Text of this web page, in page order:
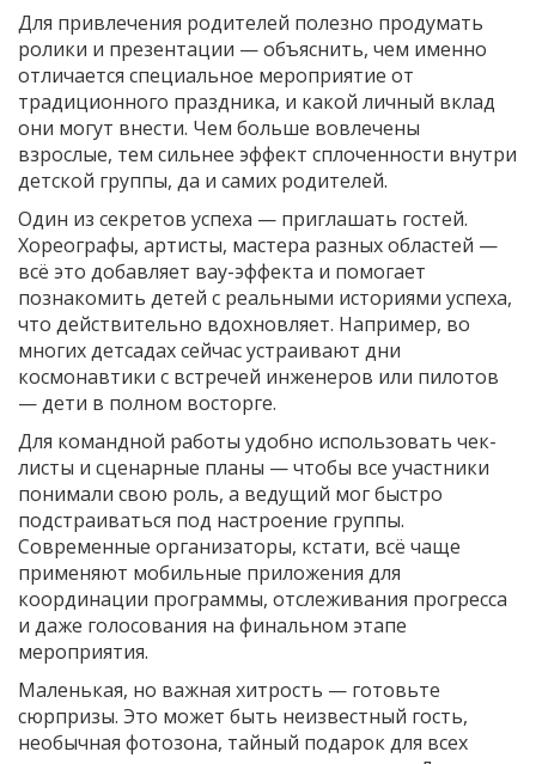
Для привлечения родителей полезно продумать
ролики и презентации — объяснить, чем именно
отличается специальное мероприятие от
традиционного праздника, и какой личный вклад
они могут внести. Чем больше вовлечены
взрослые, тем сильнее эффект сплоченности внутри
детской группы, да и самих родителей.
Один из секретов успеха — приглашать гостей.
Хореографы, артисты, мастера разных областей —
всё это добавляет вау-эффекта и помогает
познакомить детей с реальными историями успеха,
что действительно вдохновляет. Например, во
многих детсадах сейчас устраивают дни
космонавтики с встречей инженеров или пилотов
— дети в полном восторге.
Для командной работы удобно использовать чек-
листы и сценарные планы — чтобы все участники
понимали свою роль, а ведущий мог быстро
подстраиваться под настроение группы.
Современные организаторы, кстати, всё чаще
применяют мобильные приложения для
координации программы, отслеживания прогресса
и даже голосования на финальном этапе
мероприятия.
Маленькая, но важная хитрость — готовьте
сюрпризы. Это может быть неизвестный гость,
необычная фотозона, тайный подарок для всех